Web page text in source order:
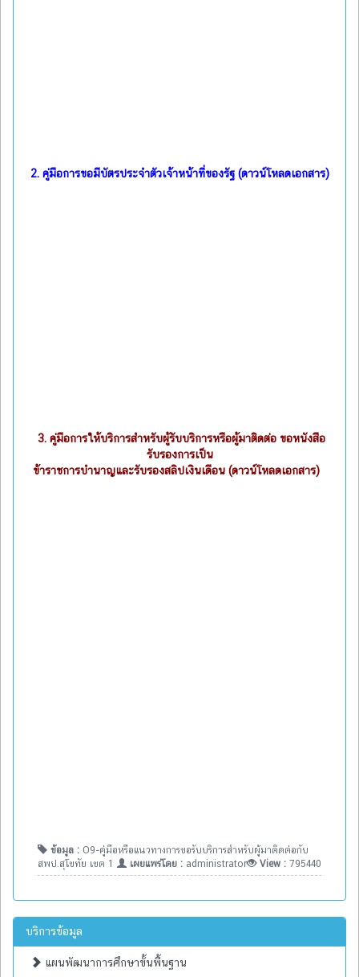
2. คู่มือการขอมีบัตรประจำตัวเจ้าหน้าที่ของรัฐ (ดาวน์โหลดเอกสาร)
3. คู่มือการให้บริการสำหรับผู้รับบริการหรือผู้มาติดต่อ ขอหนังสือ
รับรองการเป็น
ข้าราชการบำนาญและรับรองสลิปเงินเดือน (ดาวน์โหลดเอกสาร)
ข้อมูล : O9-คู่มือหรือแนวทางการขอรับบริการสำหรับผู้มาติดต่อกับ
สพป.สุโขทัย เขต 1
เผยแพร่โดย : administrator View : 795440
บริการข้อมูล
แผนพัฒนาการศึกษาขั้นพื้นฐาน